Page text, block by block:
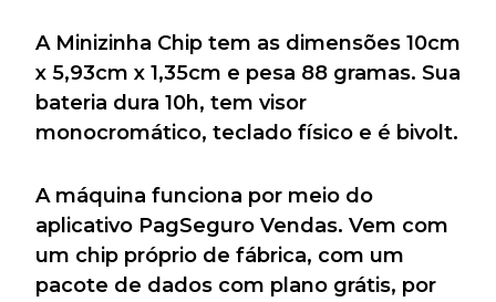
A Minizinha Chip tem as dimensões 10cm
x 5,93cm x 1,35cm e pesa 88 gramas. Sua
bateria dura 10h, tem visor
monocromático, teclado físico e é bivolt.
A máquina funciona por meio do
aplicativo PagSeguro Vendas. Vem com
um chip próprio de fábrica, com um
pacote de dados com plano grátis, por